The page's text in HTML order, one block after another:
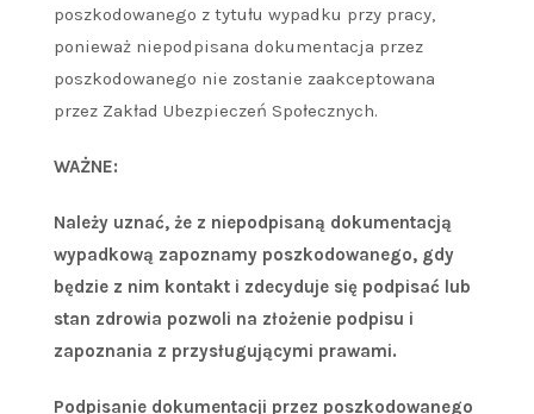
poszkodowanego z tytułu wypadku przy pracy,
ponieważ niepodpisana dokumentacja przez
poszkodowanego nie zostanie zaakceptowana
przez Zakład Ubezpieczeń Społecznych.
WAŻNE:
Należy uznać, że z niepodpisaną dokumentacją
wypadkową zapoznamy poszkodowanego, gdy
będzie z nim kontakt i zdecyduje się podpisać lub
stan zdrowia pozwoli na złożenie podpisu i
zapoznania z przysługującymi prawami.
Podpisanie dokumentacji przez poszkodowanego